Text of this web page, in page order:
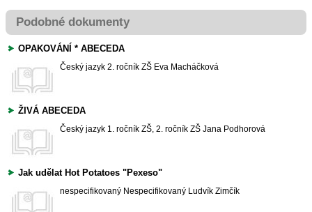
Podobné dokumenty
OPAKOVÁNÍ * ABECEDA
Český jazyk 2. ročník ZŠ Eva Macháčková
ŽIVÁ ABECEDA
Český jazyk 1. ročník ZŠ, 2. ročník ZŠ Jana Podhorová
Jak udělat Hot Potatoes "Pexeso"
nespecifikovaný Nespecifikovaný Ludvík Zimčík